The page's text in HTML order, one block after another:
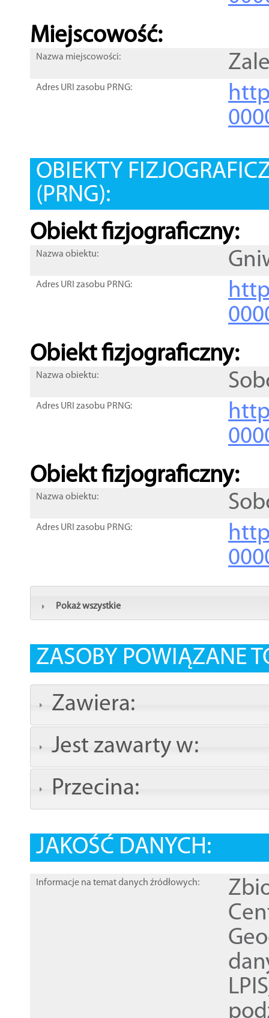
Miejscowość:
Nazwa miejscowości:
Adres URI zasobu PRNG:
OBIEKTY
(PRNG):
Obiekt fizjograficzny:
Nazwa obiektu:
Adres URI zasobu PRNG:
Obiekt fizjograficzny:
Nazwa obiektu:
Adres URI zasobu PRNG:
Obiekt fizjograficzny:
Nazwa obiektu:
Adres URI zasobu PRNG:
Pokaż wszystkie
ZASOBY POWIĄZANE
Zawiera:
Jest zawarty w:
Przecina:
JAKOŚĆ DANYCH:
Informacje na temat danych źródłowych: